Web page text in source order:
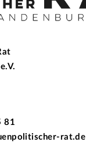
81
rat.de